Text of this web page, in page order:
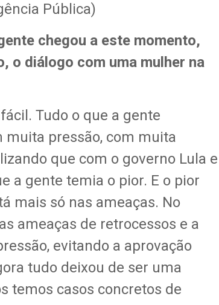
Pública)
chegou a este momento,
o diálogo com uma mulher na
Tudo o que a gente
pressão, com muita
que com o governo Lula e
a gente temia o pior. E o pior
mais só nas ameaças. No
ameaças de retrocessos e a
evitando a aprovação
tudo deixou de ser uma
temos casos concretos de